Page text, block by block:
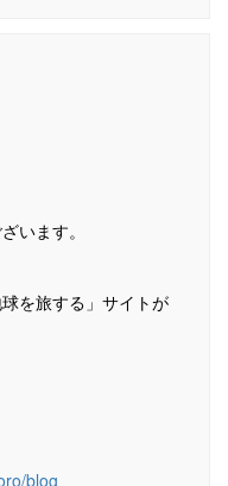
います。
を旅する」サイトが
blog